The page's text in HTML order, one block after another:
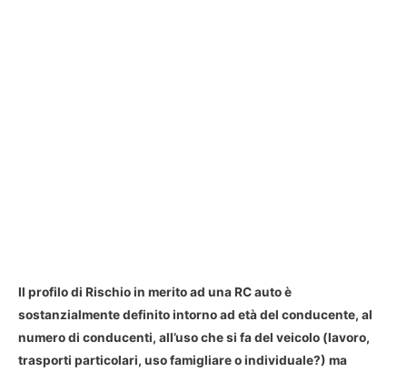
Il profilo di Rischio in merito ad una RC auto è
sostanzialmente definito intorno ad età del conducente, al
numero di conducenti, all’uso che si fa del veicolo (lavoro,
trasporti particolari, uso famigliare o individuale?) ma